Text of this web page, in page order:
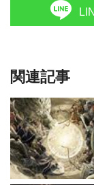
関連記事